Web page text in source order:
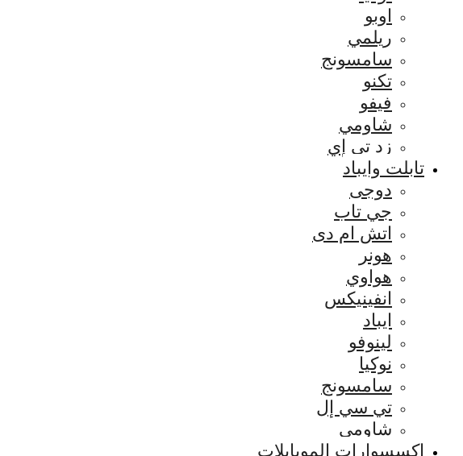
اوبو
ريلمي
سامسونج
تكنو
فيفو
شاومي
زد تي إي
تابلت وايباد
دوجى
جي تاب
اتش ام دى
هونر
هواوي
انفينيكس
ايباد
لينوفو
نوكيا
سامسونج
تي سي إل
شاومي
اكسسوارات الموبايلات